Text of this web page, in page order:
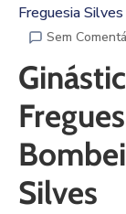
Freguesia Silves
Sem
Silves